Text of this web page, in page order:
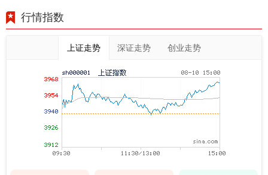
行情指数
上证走势 深证走势 创业走势